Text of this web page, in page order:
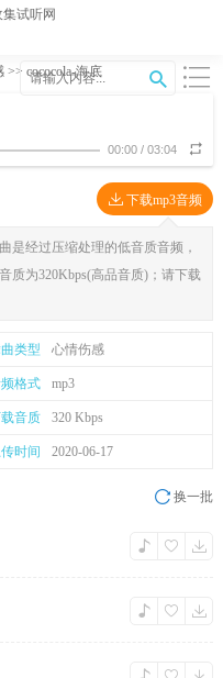
>> cococola-海底
00:00 /03:04
下载mp3音频
是经过压缩处理的低音质音频，
质为320Kbps(高品音质)；请下载
类型 心情伤感
格式 mp3
音质 320 Kbps
时间 2020-06-17
换一批